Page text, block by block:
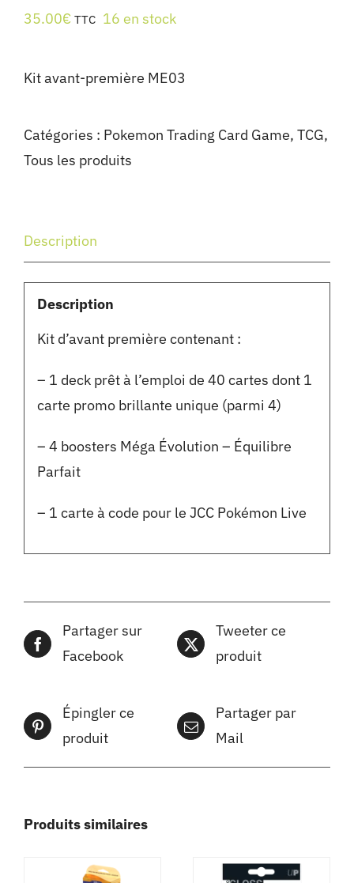
35.00€ TTC 16 en stock
Kit avant-première ME03
Catégories : Pokemon Trading Card Game, TCG,
Tous les produits
Description
Description
Kit d’avant première contenant :
– 1 deck prêt à l’emploi de 40 cartes dont 1
carte promo brillante unique (parmi 4)
– 4 boosters Méga Évolution – Équilibre
Parfait
– 1 carte à code pour le JCC Pokémon Live
Partager sur
Facebook
Tweeter ce
produit
Épingler ce
produit
Partager par
Mail
Produits similaires